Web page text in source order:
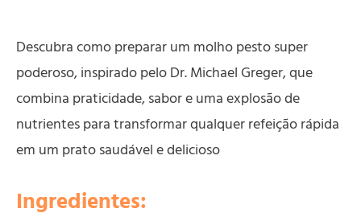
Descubra como preparar um molho pesto super
poderoso, inspirado pelo Dr. Michael Greger, que
combina praticidade, sabor e uma explosão de
nutrientes para transformar qualquer refeição rápida
em um prato saudável e delicioso
Ingredientes: